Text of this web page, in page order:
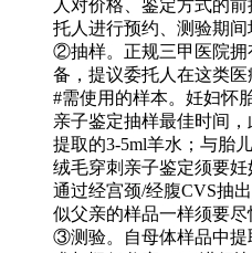
人对价格、鉴定方式的
托人进行预约、测验期间
②抽样。正规三甲医院拥
备，提议委托人在这类
#需使用的样本。妊妇怀
亲子鉴定抽样最佳时间
提取的3-5ml羊水；与胎
绒毛穿刺亲子鉴定须要
通过经宫颈/经腹CVS抽
似父亲的样品一样须要尽
③测验。自母体样品中提